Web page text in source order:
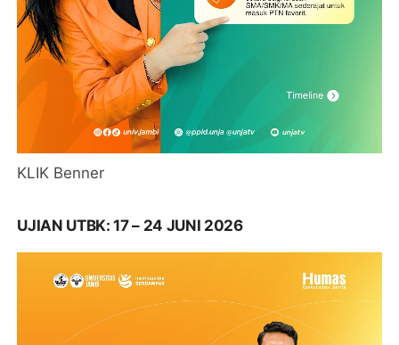
KLIK Benner
UJIAN UTBK: 17 – 24 JUNI 2026